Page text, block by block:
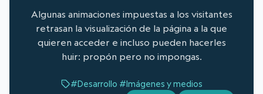
Algunas animaciones impuestas a los visitantes
retrasan la visualización de la página a la que
quieren acceder e incluso pueden hacerles
huir: propón pero no impongas.
#Desarrollo #Imágenes y medios